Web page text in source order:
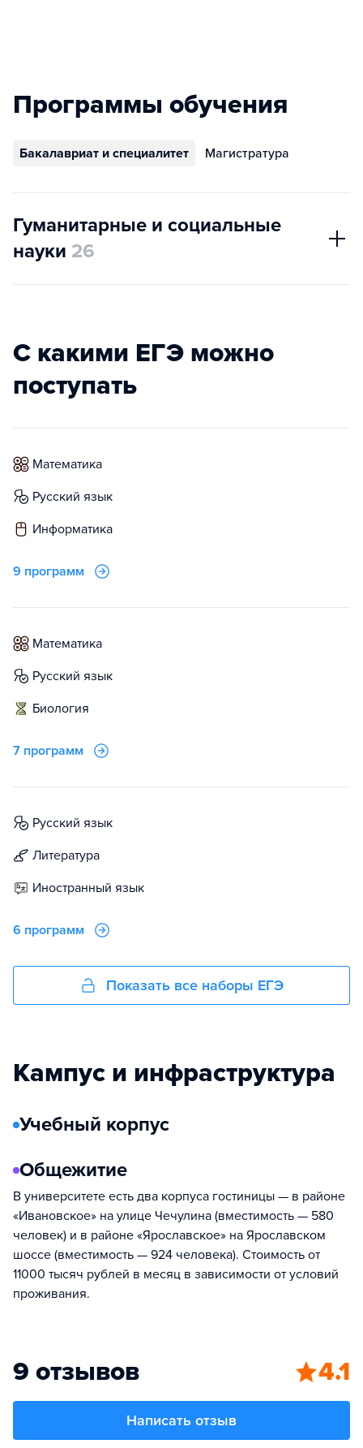
Программы обучения
Бакалавриат и специалитет Магистратура
Гуманитарные и социальные
науки 26
С какими ЕГЭ можно
поступать
математика
русский язык
информатика
9 программ
математика
русский язык
биология
7 программ
русский язык
литература
иностранный язык
6 программ
Показать все наборы ЕГЭ
Кампус и инфраструктура
Учебный корпус
Общежитие
В университете есть два корпуса гостиницы — в районе
«Ивановское» на улице Чечулина (вместимость — 580
человек) и в районе «Ярославское» на Ярославском
шоссе (вместимость — 924 человека). Стоимость от
11000 тысяч рублей в месяц в зависимости от условий
проживания.
9 отзывов 4.1
Написать отзыв